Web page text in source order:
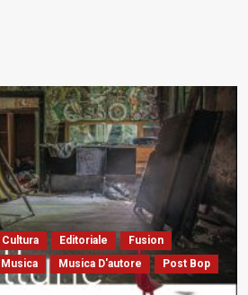
Cultura Editoriale
Fusion
Musica Musica D'autore
Post Bop